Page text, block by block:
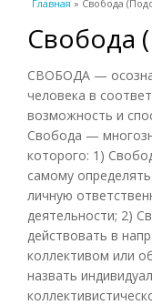
Вы здесь
Главная » Свобода
Свобода
СВОБОДА —
человека в
возможность и
Свобода —
которого: 1)
самому
личную
деятельности; 2)
действовать в
коллективом или
назвать